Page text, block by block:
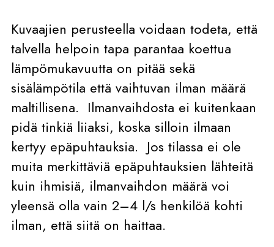
Kuvaajien perusteella voidaan todeta, että
talvella helpoin tapa parantaa koettua
lämpömukavuutta on pitää sekä
sisälämpötila että vaihtuvan ilman määrä
maltillisena. Ilmanvaihdosta ei kuitenkaan
pidä tinkiä liiaksi, koska silloin ilmaan
kertyy epäpuhtauksia. Jos tilassa ei ole
muita merkittäviä epäpuhtauksien lähteitä
kuin ihmisiä, ilmanvaihdon määrä voi
yleensä olla vain 2–4 l/s henkilöä kohti
ilman, että siitä on haittaa.